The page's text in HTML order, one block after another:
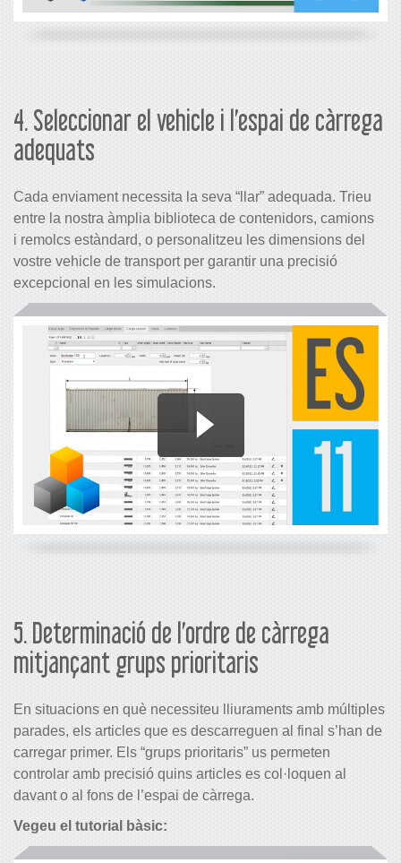
4. Seleccionar el vehicle i l’espai de càrrega
adequats
Cada enviament necessita la seva “llar” adequada. Trieu
entre la nostra àmplia biblioteca de contenidors, camions
i remolcs estàndard, o personalitzeu les dimensions del
vostre vehicle de transport per garantir una precisió
excepcional en les simulacions.
5. Determinació de l’ordre de càrrega
mitjançant grups prioritaris
En situacions en què necessiteu lliuraments amb múltiples
parades, els articles que es descarreguen al final s’han de
carregar primer. Els “grups prioritaris” us permeten
controlar amb precisió quins articles es col·loquen al
davant o al fons de l’espai de càrrega.
Vegeu el tutorial bàsic: